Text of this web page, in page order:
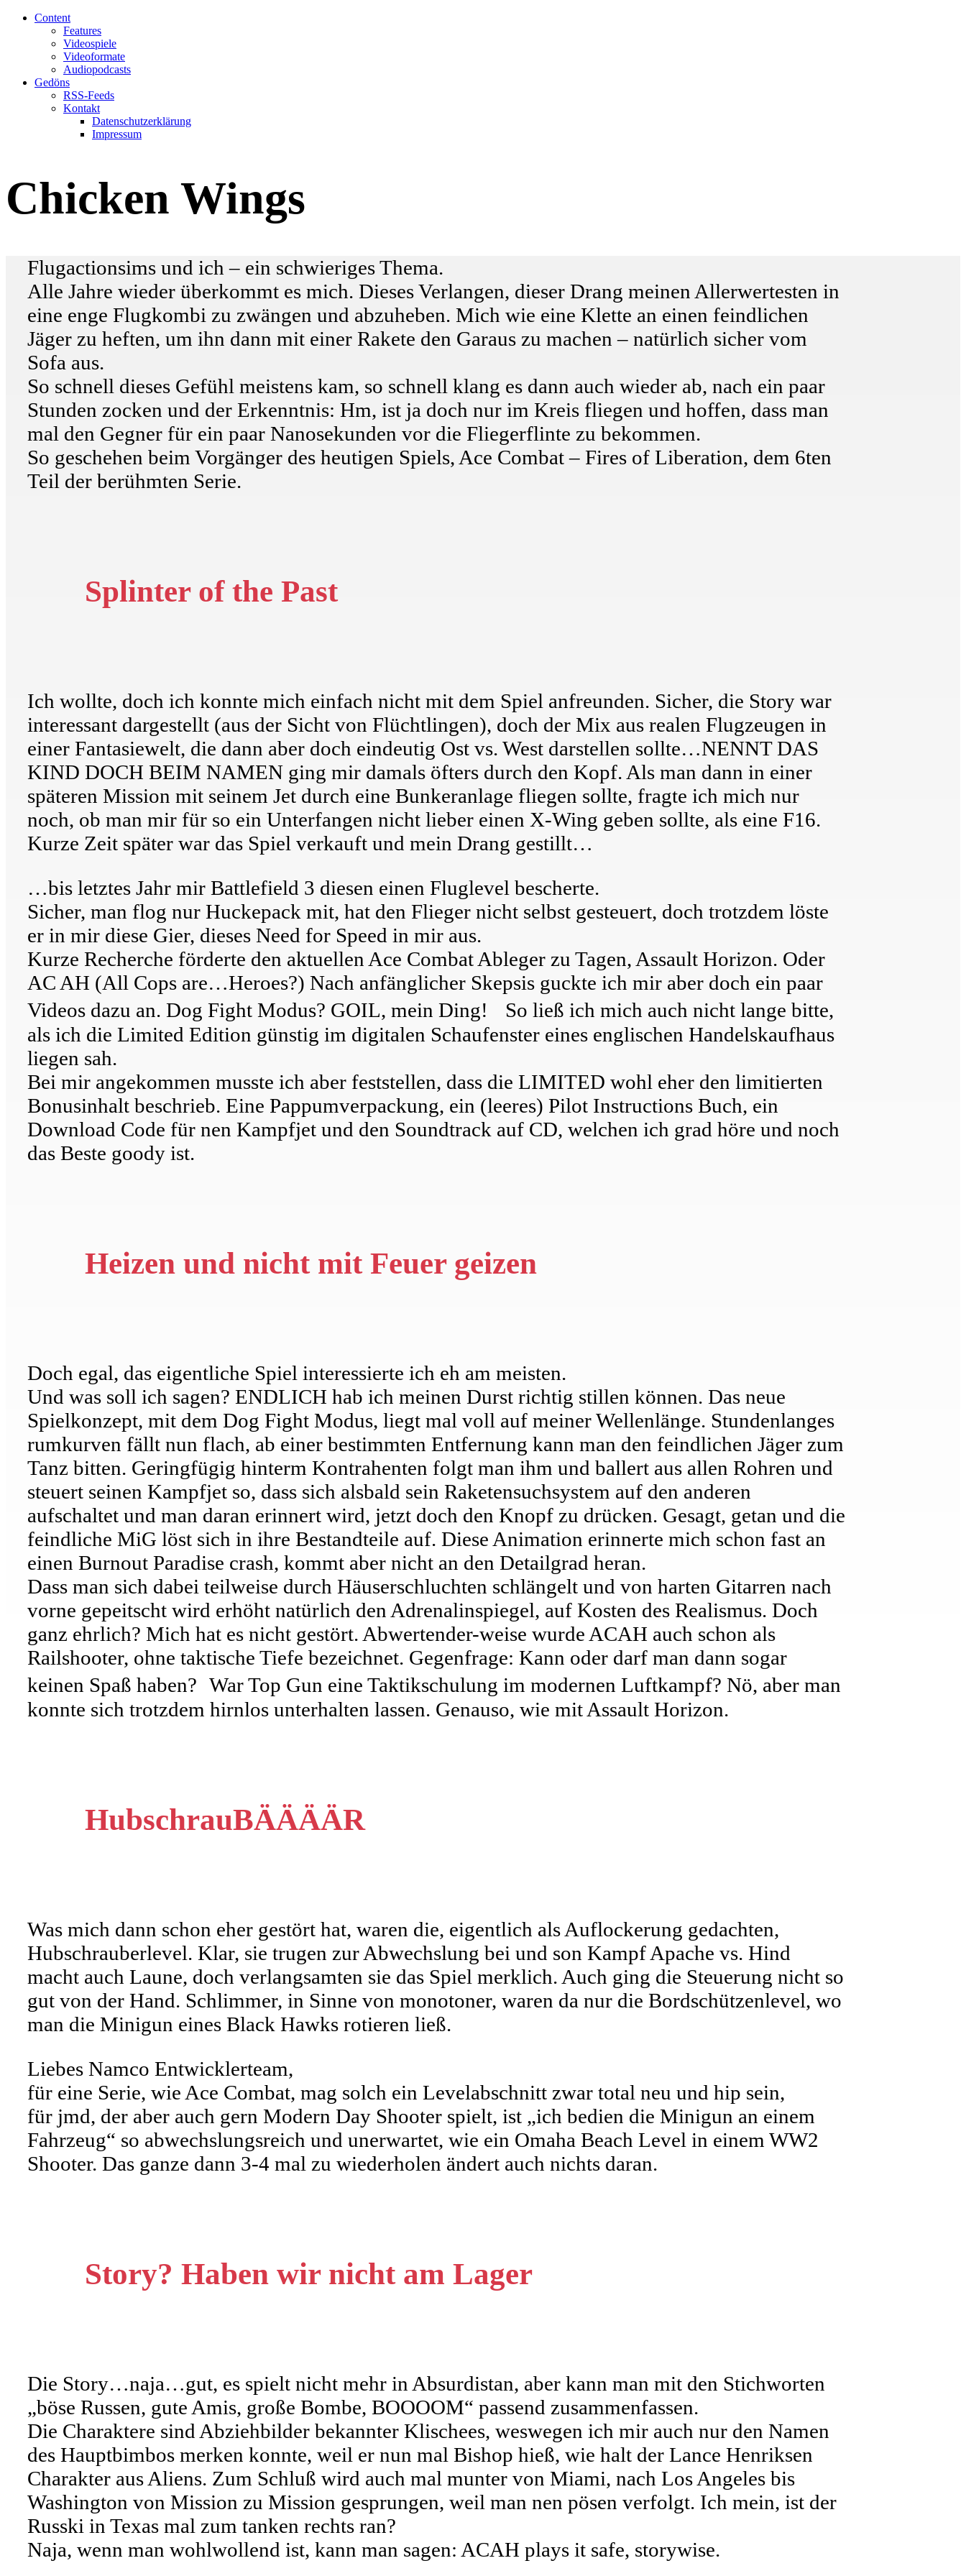
Content
Features
Videospiele
Videoformate
Audiopodcasts
Gedöns
RSS-Feeds
Kontakt
Datenschutzerklärung
Impressum
Chicken Wings
Flugactionsims und ich – ein schwieriges Thema.
Alle Jahre wieder überkommt es mich. Dieses Verlangen, dieser Drang meinen Allerwertesten in
eine enge Flugkombi zu zwängen und abzuheben. Mich wie eine Klette an einen feindlichen
Jäger zu heften, um ihn dann mit einer Rakete den Garaus zu machen – natürlich sicher vom
Sofa aus.
So schnell dieses Gefühl meistens kam, so schnell klang es dann auch wieder ab, nach ein paar
Stunden zocken und der Erkenntnis: Hm, ist ja doch nur im Kreis fliegen und hoffen, dass man
mal den Gegner für ein paar Nanosekunden vor die Fliegerflinte zu bekommen.
So geschehen beim Vorgänger des heutigen Spiels, Ace Combat – Fires of Liberation, dem 6ten
Teil der berühmten Serie.
Splinter of the Past
Ich wollte, doch ich konnte mich einfach nicht mit dem Spiel anfreunden. Sicher, die Story war
interessant dargestellt (aus der Sicht von Flüchtlingen), doch der Mix aus realen Flugzeugen in
einer Fantasiewelt, die dann aber doch eindeutig Ost vs. West darstellen sollte…NENNT DAS
KIND DOCH BEIM NAMEN ging mir damals öfters durch den Kopf. Als man dann in einer
späteren Mission mit seinem Jet durch eine Bunkeranlage fliegen sollte, fragte ich mich nur
noch, ob man mir für so ein Unterfangen nicht lieber einen X-Wing geben sollte, als eine F16.
Kurze Zeit später war das Spiel verkauft und mein Drang gestillt…
…bis letztes Jahr mir Battlefield 3 diesen einen Fluglevel bescherte.
Sicher, man flog nur Huckepack mit, hat den Flieger nicht selbst gesteuert, doch trotzdem löste
er in mir diese Gier, dieses Need for Speed in mir aus.
Kurze Recherche förderte den aktuellen Ace Combat Ableger zu Tagen, Assault Horizon. Oder
AC AH (All Cops are…Heroes?) Nach anfänglicher Skepsis guckte ich mir aber doch ein paar
Videos dazu an. Dog Fight Modus? GOIL, mein Ding! So ließ ich mich auch nicht lange bitte,
als ich die Limited Edition günstig im digitalen Schaufenster eines englischen Handelskaufhaus
liegen sah.
Bei mir angekommen musste ich aber feststellen, dass die LIMITED wohl eher den limitierten
Bonusinhalt beschrieb. Eine Pappumverpackung, ein (leeres) Pilot Instructions Buch, ein
Download Code für nen Kampfjet und den Soundtrack auf CD, welchen ich grad höre und noch
das Beste goody ist.
Heizen und nicht mit Feuer geizen
Doch egal, das eigentliche Spiel interessierte ich eh am meisten.
Und was soll ich sagen? ENDLICH hab ich meinen Durst richtig stillen können. Das neue
Spielkonzept, mit dem Dog Fight Modus, liegt mal voll auf meiner Wellenlänge. Stundenlanges
rumkurven fällt nun flach, ab einer bestimmten Entfernung kann man den feindlichen Jäger zum
Tanz bitten. Geringfügig hinterm Kontrahenten folgt man ihm und ballert aus allen Rohren und
steuert seinen Kampfjet so, dass sich alsbald sein Raketensuchsystem auf den anderen
aufschaltet und man daran erinnert wird, jetzt doch den Knopf zu drücken. Gesagt, getan und die
feindliche MiG löst sich in ihre Bestandteile auf. Diese Animation erinnerte mich schon fast an
einen Burnout Paradise crash, kommt aber nicht an den Detailgrad heran.
Dass man sich dabei teilweise durch Häuserschluchten schlängelt und von harten Gitarren nach
vorne gepeitscht wird erhöht natürlich den Adrenalinspiegel, auf Kosten des Realismus. Doch
ganz ehrlich? Mich hat es nicht gestört. Abwertender-weise wurde ACAH auch schon als
Railshooter, ohne taktische Tiefe bezeichnet. Gegenfrage: Kann oder darf man dann sogar
keinen Spaß haben? War Top Gun eine Taktikschulung im modernen Luftkampf? Nö, aber man
konnte sich trotzdem hirnlos unterhalten lassen. Genauso, wie mit Assault Horizon.
HubschrauBÄÄÄÄR
Was mich dann schon eher gestört hat, waren die, eigentlich als Auflockerung gedachten,
Hubschrauberlevel. Klar, sie trugen zur Abwechslung bei und son Kampf Apache vs. Hind
macht auch Laune, doch verlangsamten sie das Spiel merklich. Auch ging die Steuerung nicht so
gut von der Hand. Schlimmer, in Sinne von monotoner, waren da nur die Bordschützenlevel, wo
man die Minigun eines Black Hawks rotieren ließ.
Liebes Namco Entwicklerteam,
für eine Serie, wie Ace Combat, mag solch ein Levelabschnitt zwar total neu und hip sein,
für jmd, der aber auch gern Modern Day Shooter spielt, ist „ich bedien die Minigun an einem
Fahrzeug“ so abwechslungsreich und unerwartet, wie ein Omaha Beach Level in einem WW2
Shooter. Das ganze dann 3-4 mal zu wiederholen ändert auch nichts daran.
Story? Haben wir nicht am Lager
Die Story…naja…gut, es spielt nicht mehr in Absurdistan, aber kann man mit den Stichworten
„böse Russen, gute Amis, große Bombe, BOOOOM“ passend zusammenfassen.
Die Charaktere sind Abziehbilder bekannter Klischees, weswegen ich mir auch nur den Namen
des Hauptbimbos merken konnte, weil er nun mal Bishop hieß, wie halt der Lance Henriksen
Charakter aus Aliens. Zum Schluß wird auch mal munter von Miami, nach Los Angeles bis
Washington von Mission zu Mission gesprungen, weil man nen pösen verfolgt. Ich mein, ist der
Russki in Texas mal zum tanken rechts ran?
Naja, wenn man wohlwollend ist, kann man sagen: ACAH plays it safe, storywise.